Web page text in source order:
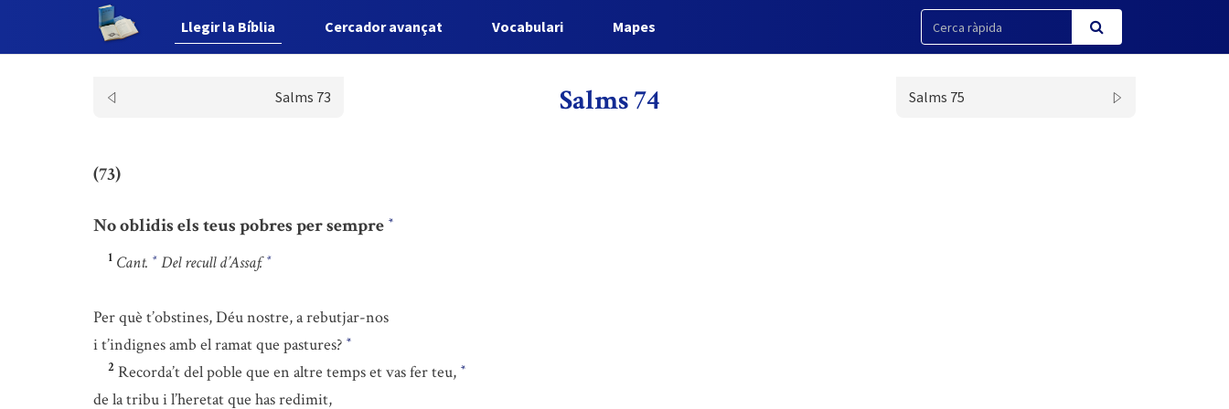
Llegir la Bíblia Cercador avançat Vocabulari Mapes
Salms 73 Salms 74 Salms 75
(73)
No oblidis els teus pobres per sempre *
1 Cant. * Del recull d’Assaf. *
Per què t’obstines, Déu nostre, a rebutjar-nos
i t’indignes amb el ramat que pastures? *
2 Recorda’t del poble que en altre temps et vas fer teu, *
de la tribu i l’heretat que has redimit,